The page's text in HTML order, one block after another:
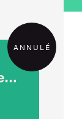
ANNULÉ